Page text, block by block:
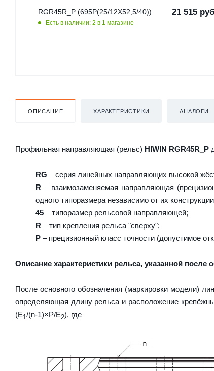
RGR45R_P (695P(25/12X52,5/40))
Есть в наличии: 2 в 1 магазине
21 515
ОПИСАНИЕ ХАРАКТЕРИСТИКИ АНАЛОГИ
Профильная направляющая (рельс) HIWIN RGR45R_P
RG – серия линейных направляющих высокой
R – взаимозаменяемая направляющая
одного типоразмера независимо от их
45 – типоразмер рельсовой направляющей;
R – тип крепления рельса "сверху";
P – прецизионный класс точности (допустимое
Описание характеристики рельса, указанной после
После основного обозначения (маркировки модели)
определяющая длину рельса и расположение
(E1/(n-1)×P/E2), где